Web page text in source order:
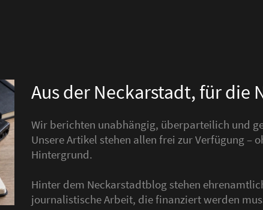
Aus der Neckarstadt, für die
Wir berichten unabhängig, überparteilich und
Unsere Artikel stehen allen frei zur Verfügung –
Hintergrund.
Hinter dem Neckarstadtblog stehen
journalistische Arbeit, die finanziert werden